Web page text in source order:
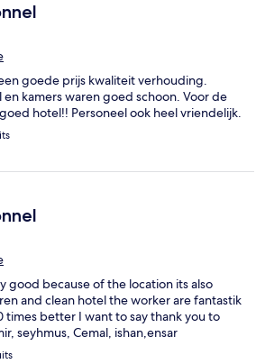
goede prijs kwaliteit verhouding.
kamers waren goed schoon. Voor de
hotel!! Personeel ook heel vriendelijk.
good because of the location its also
and clean hotel the worker are fantastik
times better I want to say thank you to
seyhmus, Cemal, ishan,ensar